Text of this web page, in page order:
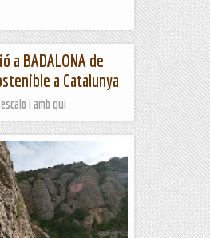
BADALONA de
a Catalunya
i amb qui